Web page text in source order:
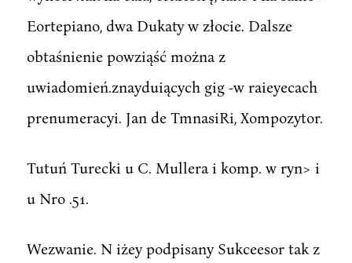
Eortepiano, dwa Dukaty w złocie. Dalsze
obtaśnienie powziąść można z
uwiadomień.znayduiących gig -w raieyecach
prenumeracyi. Jan de TmnasiRi, Xompozytor.
Tutuń Turecki u C. Mullera i komp. w ryn> i
u Nro .51.
Wezwanie. N iżey podpisany Sukceesor tak z